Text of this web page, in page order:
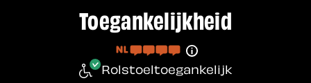
Toegankelijkheid
Rolstoeltoegankelijk